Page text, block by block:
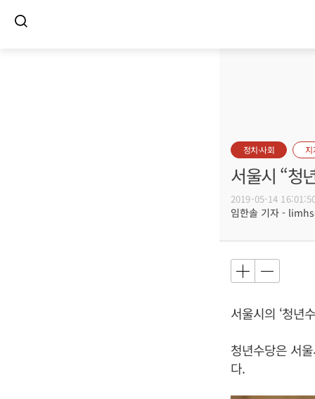
정치·사회 지
서울시 “청
2019-05-14
임한솔 기자 -
서울시의 ‘청년
청년수당은 서
다.